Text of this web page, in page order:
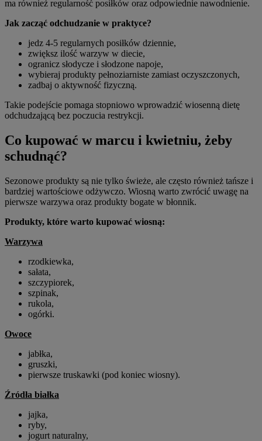
ma również regularność posiłków oraz odpowiednie nawodnienie.
Jak zacząć odchudzanie w praktyce?
jedz 4-5 regularnych posiłków dziennie,
zwiększ ilość warzyw w diecie,
ogranicz słodycze i słodzone napoje,
wybieraj produkty pełnoziarniste zamiast oczyszczonych,
zadbaj o aktywność fizyczną.
Takie podejście pomaga stopniowo wprowadzić wiosenną dietę
odchudzającą bez poczucia restrykcji.
Co kupować w marcu i kwietniu, żeby
schudnąć?
Sezonowe produkty są nie tylko świeże, ale często również tańsze i
bardziej wartościowe odżywczo. Wiosną warto zwrócić uwagę na
pierwsze warzywa oraz produkty bogate w błonnik.
Produkty, które warto kupować wiosną:
Warzywa
rzodkiewka,
sałata,
szczypiorek,
szpinak,
rukola,
ogórki.
Owoce
jabłka,
gruszki,
pierwsze truskawki (pod koniec wiosny).
Źródła białka
jajka,
ryby,
jogurt naturalny,